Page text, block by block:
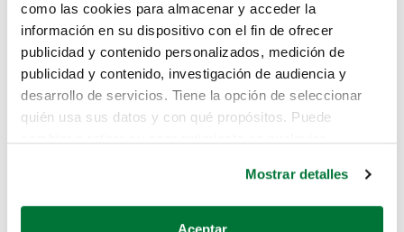
como las cookies para almacenar y acceder la
información en su dispositivo con el fin de ofrecer
publicidad y contenido personalizados, medición de
publicidad y contenido, investigación de audiencia y
desarrollo de servicios. Tiene la opción de seleccionar
quién usa sus datos y con qué propósitos. Puede
Si lo permite, también quisiéramos:
Mostrar detalles
Aceptar
Lo sentimos, no sabemos como
te hemos traido hasta aquí.
Pero puedes encontrar el coche que estás
buscando en alguno de estos enlaces:
Coches de segunda mano